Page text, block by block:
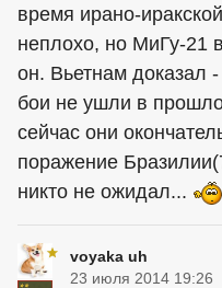
время ирано-
неплохо, но МиГу-21
он. Вьетнам доказал
бои не ушли в
сейчас они
поражение
никто не ожидал...
voyaka uh
23 июля 2014 19:26